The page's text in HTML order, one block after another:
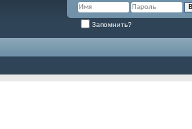
Запомнить?